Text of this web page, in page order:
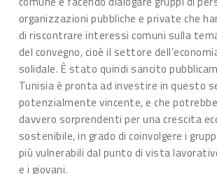
organizzazioni pubbliche e private che
di riscontrare interessi comuni sulla
del convegno, cioè il settore
solidale. È stato quindi sancito
Tunisia è pronta ad investire in questo
potenzialmente vincente, e che
davvero sorprendenti per una crescita
sostenibile, in grado di coinvolgere i
più vulnerabili dal punto di vista
e i giovani.